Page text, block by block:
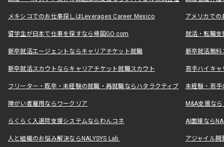
メキシコでのお仕事探しはLeverages Career Mexico アメリカで
留学生が日本で仕事を探すなら帰国GO.com 就活・転職
新卒就活エージェントならキャリアチケット就職 新卒就活無料
新卒就活スカウトならキャリアチケット就職スカウト 若手ハイキ
フリーター・既卒・未経験の就職・再就職ならハタラクティブ 未経験・若手
障がい者雇用ならワークリア M&A支援な
らくらく入退院支援システムならわんコネ AI面接なら
人と組織のお悩み解決ならNALYSYS Lab. アジャイル